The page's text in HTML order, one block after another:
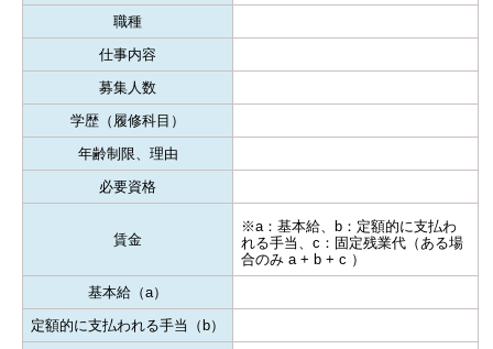
職種
仕事内容
募集人数
学歴（履修科目）
年齢制限、理由
必要資格
賃金
※a：基本給、b：定額的に支払わ
れる手当、c：固定残業代（ある場
合のみ a + b + c ）
基本給（a）
定額的に支払われる手当（b）